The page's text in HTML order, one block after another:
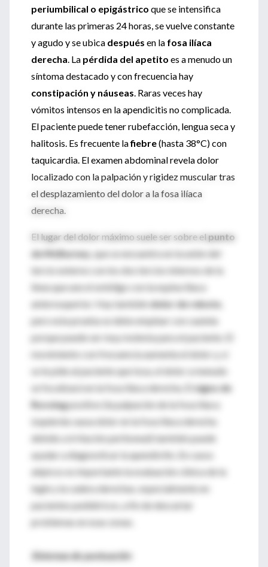
periumbilical o epigástrico que se intensifica
durante las primeras 24 horas, se vuelve constante
y agudo y se ubica después en la fosa ilíaca
derecha. La pérdida del apetito es a menudo un
síntoma destacado y con frecuencia hay
constipación y náuseas. Raras veces hay
vómitos intensos en la apendicitis no complicada.
El paciente puede tener rubefacción, lengua seca y
halitosis. Es frecuente lafiebre(hasta 38°C) con
taquicardia. El examen abdominal revela dolor
localizado con la palpación y rigidez muscular tras
el desplazamiento del dolor a la fosa ilíaca
derecha.
El lugar del dolor máximo suele ser sobre elpunto
de McBurney, que se encuentra en la unión del
tercio externo con los dos tercios internos de la
línea que une el ombligo con la espina ilíaca
anterosuperior. Hay tambiéndolor de rebote
pero esta prueba se debe emplear con cautela
porque puede ser muy molesta para el paciente. El
movimiento con frecuencia aumenta el dolor y, si
se le pide al paciente que tosa, el dolor a menudo
se focalizará en la fosa ilíaca derecha. El signo de
Rovsingpositivo (la palpación de la fosa ilíaca
izquierda causa dolor en la fosa ilíaca derecha
debido a irritación peritoneal) también puede
ayudar a diagnosticar la apendicitis. En casos
atípicos es importante la evaluación clínica de la
ingle y la cadera derechas, especialmente en
pacientes pediátricos, a fin de descartar
problemas en esas zonas.
Sistemas de puntuación